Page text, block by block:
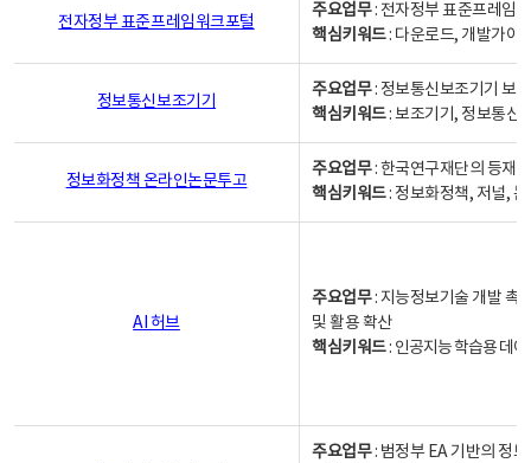
전자정부 표준프레임워크포털
주요업무: 전자정부 표준프레임
핵심키워드: 다운로드, 개발가이
정보통신보조기기
주요업무: 정보통신보조기기 보
핵심키워드: 보조기기, 정보통신
정보화정책 온라인논문투고
주요업무: 한국연구재단의 등재
핵심키워드: 정보화정책, 저널,
AI 허브
주요업무: 지능정보기술 개발 촉
및 활용 확산
핵심키워드: 인공지능 학습용 데
주요업무: 범정부 EA 기반의 정